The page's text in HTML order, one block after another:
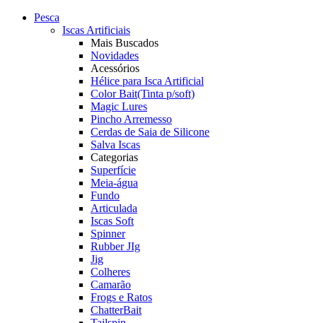
Pesca
Iscas Artificiais
Mais Buscados
Novidades
Acessórios
Hélice para Isca Artificial
Color Bait(Tinta p/soft)
Magic Lures
Pincho Arremesso
Cerdas de Saia de Silicone
Salva Iscas
Categorias
Superfície
Meia-água
Fundo
Articulada
Iscas Soft
Spinner
Rubber JIg
Jig
Colheres
Camarão
Frogs e Ratos
ChatterBait